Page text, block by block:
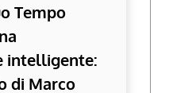
Tempo
intelligente:
di Marco